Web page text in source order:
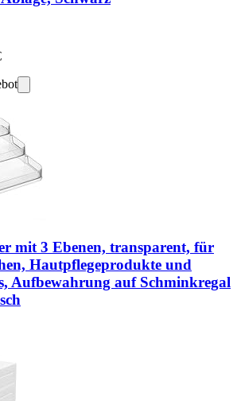
mit 3 Ebenen, transparent, für
Hautpflegeprodukte und
Aufbewahrung auf Schminkregal